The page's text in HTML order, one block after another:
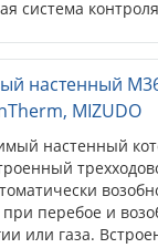
система
протокол
отопления
настенный
MIZUDO
настенный
перебое и
или газа.